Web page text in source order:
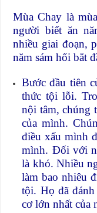
Mùa Chay là
người biết ăn
nhiều giai đoạn,
năm sám hối bắt
Bước đầu tiên
thức tội lỗi.
nội tâm, chúng
của mình.
điều xấu mình
mình. Đối với
là khó. Nhiều
làm bao nhiêu
tội. Họ đã
cơ lớn nhất của